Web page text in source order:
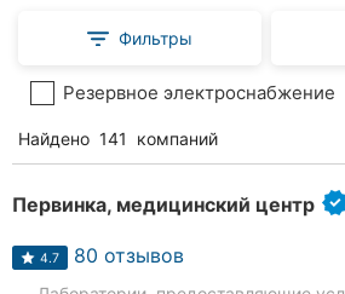
клиники
Ветеринарные
клиники
Фильтры
Резервное электроснабжение
Найдено 141 компаний
Первинка, медицинский центр
4.7 80 отзывов